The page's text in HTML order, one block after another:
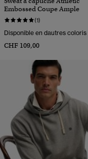
Embossed Coupe Ample
(1)
Disponible en dautres coloris
CHF 109,00